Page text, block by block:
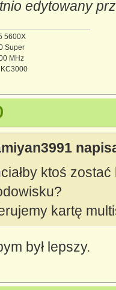
edytowany
5600X
Super
MHz
ktoś
kartę
był lepszy.